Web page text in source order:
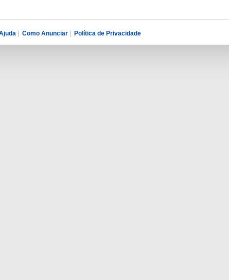
| Como Anunciar | Política de Privacidade